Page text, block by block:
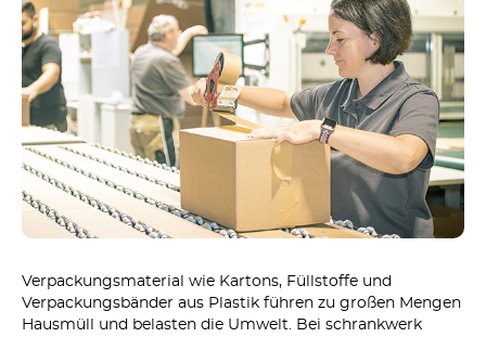
Verpackungsmaterial wie Kartons, Füllstoffe und
Verpackungsbänder aus Plastik führen zu großen Mengen
Hausmüll und belasten die Umwelt. Bei schrankwerk